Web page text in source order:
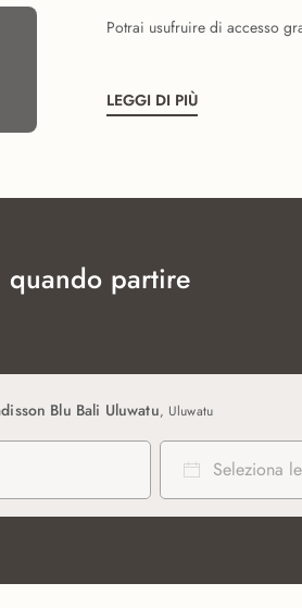
Potrai usufruire di accesso
LEGGI DI PIÙ
quando partire
Blu Bali Uluwatu, Uluwatu
Seleziona